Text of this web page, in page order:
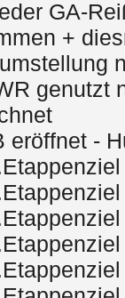
GA-
+
genutzt
eröffnet -